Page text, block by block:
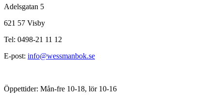
Adelsgatan 5
621 57 Visby
Tel: 0498-21 11 12
E-post: info@wessmanbok.se
Öppettider: Mån-fre 10-18, lör 10-16